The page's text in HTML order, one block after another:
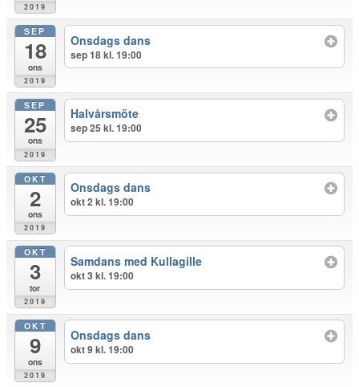
2019
SEP
18
ons
2019
Onsdags dans
sep 18 kl. 19:00
SEP
25
ons
2019
Halvårsmöte
sep 25 kl. 19:00
OKT
2
ons
2019
Onsdags dans
okt 2 kl. 19:00
OKT
3
tor
2019
Samdans med Kullagille
okt 3 kl. 19:00
OKT
9
ons
2019
Onsdags dans
okt 9 kl. 19:00